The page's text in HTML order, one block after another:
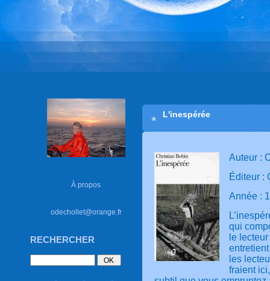
À propos
odechollet@orange.fr
RECHERCHER
L'inespérée
Auteur :
Éditeur :
Année :
qui
le
les
fraient